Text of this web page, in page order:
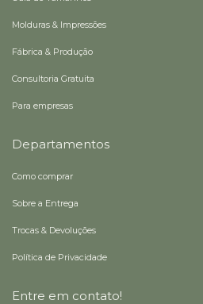
Molduras & Impressões
Fábrica & Produção
Consultoria Gratuita
Para empresas
Departamentos
Como comprar
Sobre a Entrega
Trocas & Devoluções
Política de Privacidade
Entre em contato!